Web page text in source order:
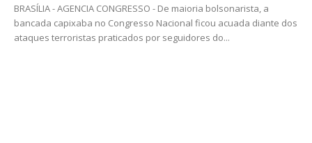
BRASÍLIA - AGENCIA CONGRESSO - De maioria bolsonarista, a
bancada capixaba no Congresso Nacional ficou acuada diante dos
ataques terroristas praticados por seguidores do...